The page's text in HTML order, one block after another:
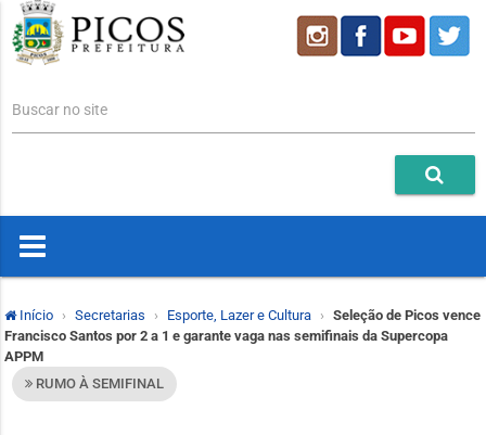
Buscar no site
Início Secretarias Esporte, Lazer e Cultura
Seleção de Picos vence
Francisco Santos por 2 a 1 e garante vaga nas semifinais da Supercopa
APPM
RUMO À SEMIFINAL